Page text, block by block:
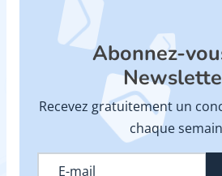
Abonnez-
Recevez gratuitement un
chaque